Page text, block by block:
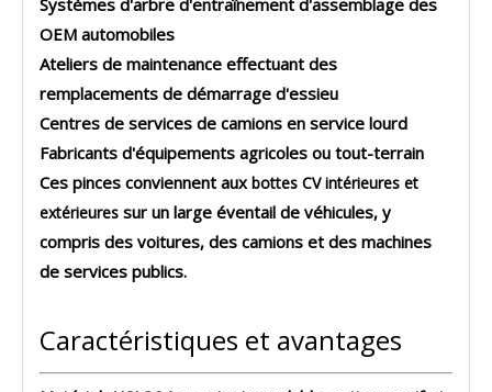
Systèmes d'arbre d'entraînement d'assemblage des
OEM automobiles
Ateliers de maintenance effectuant des
remplacements de démarrage d'essieu
Centres de services de camions en service lourd
Fabricants d'équipements agricoles ou tout-terrain
Ces pinces conviennent auxbottes CV intérieures et
extérieures sur un large éventail de véhicules, y
compris des voitures, des camions et des machines
de services publics.
Caractéristiques et avantages